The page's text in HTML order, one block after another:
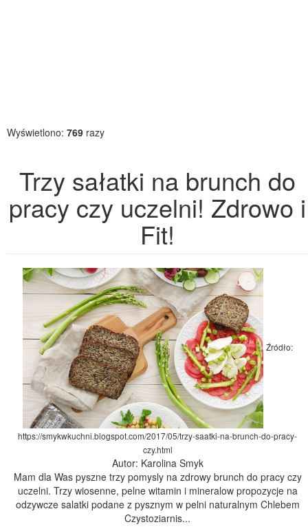
Wyświetlono: 769 razy
Trzy sałatki na brunch do
pracy czy uczelni! Zdrowo i
Fit!
Źródło:
https://smykwkuchni.blogspot.com/2017/05/trzy-saatki-na-brunch-do-pracy-
czy.html
Autor: Karolina Smyk
Mam dla Was pyszne trzy pomysly na zdrowy brunch do pracy czy
uczelni. Trzy wiosenne, pelne witamin i mineralow propozycje na
odzywcze salatki podane z pysznym w pelni naturalnym Chlebem
Czystoziarnis...